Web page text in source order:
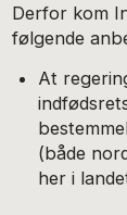
Derfor kom
følgende
At
(både
her i